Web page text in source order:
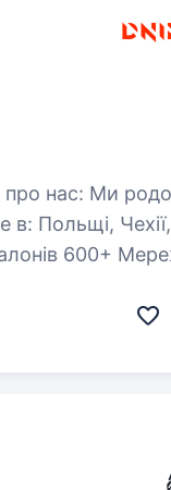
в: Польщі, Чехії,